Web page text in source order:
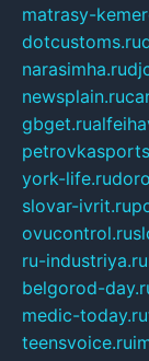
matrasy-
dotcustoms.ru
narasimha.ru
newsplain.ru
gbget.ru
york-life.ru
slovar-ivrit.ru
ovucontrol.ru
ru-industriya.ru
belgorod-
medic-today.ru
teensvoice.ru